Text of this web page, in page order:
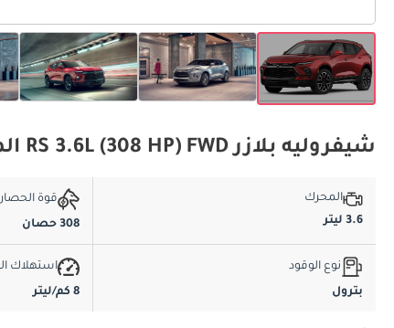
شيفروليه بلازر RS 3.6L (308 HP) FWD المواصفات الأساسية
المحرك
3.6 ليتر
قوة
308 حصان
نوع الوقود
بترول
استهلاك
8 كم/ليتر